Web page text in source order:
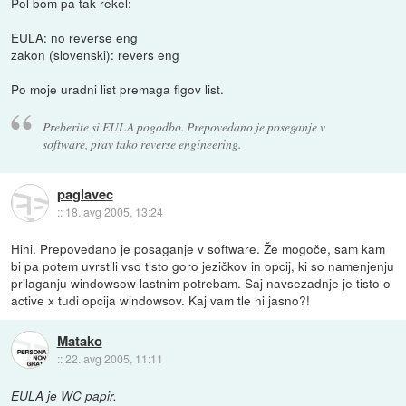
EULA: no reverse eng
zakon (slovenski): revers eng
Po moje uradni list premaga figov list.
Preberite si EULA pogodbo. Prepovedano je poseganje v
software, prav tako reverse engineering.
paglavec
:: 18. avg 2005, 13:24
Hihi. Prepovedano je posaganje v software. Že mogoče, sam kam
bi pa potem uvrstili vso tisto goro jezičkov in opcij, ki so namenjenju
prilaganju windowsow lastnim potrebam. Saj navsezadnje je tisto o
active x tudi opcija windowsov. Kaj vam tle ni jasno?!
Matako
::22. avg 2005, 11:11
EULA je WC papir.